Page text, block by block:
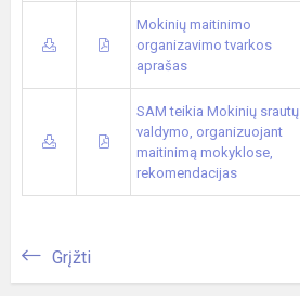
Mokinių maitinimo
organizavimo tvarkos
aprašas
SAM teikia Mokinių srautų
valdymo, organizuojant
maitinimą mokyklose,
rekomendacijas
Grįžti